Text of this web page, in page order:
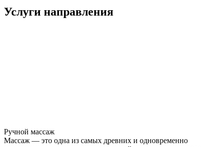
Услуги направления
Ручной массаж
Массаж — это одна из самых древних и одновременно